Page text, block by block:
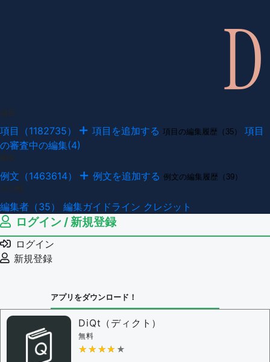
項目（1182735） 項目を追加する 項目の編集履歴（35）
項目
の審査中の編集(4)
例文（1463614） 例文を追加する 例文の編集履歴（39）
編集者（35） 編集ガイドライン クレジット
ログイン / 新規登録
ログイン
新規登録
アプリをダウンロード！
DiQt（ディクト）
無料
★★★★★
★★★★★